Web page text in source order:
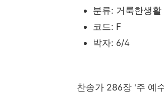
분류: 거룩한생활
코드: F
박자: 6/4
찬송가 286장 '주 예